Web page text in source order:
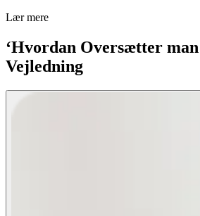
Lær mere
‘Hvordan Oversætter
Vejledning